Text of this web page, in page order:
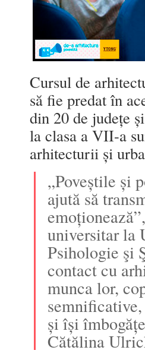
Cursul de
să fie predat în
din 20 de județe
la clasa a VII-a
arhitecturii și
„Poveștile și
ajută să
universitar la
Psihologie şi
contact cu
munca lor,
și își
Cătălina